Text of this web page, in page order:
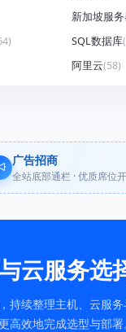
新加坡服
SQL数据库
阿里云(58)
广告招商
全站底部通栏 · 优质席位
云服务选
持续整理主机、云服
高效地完成选型与部署